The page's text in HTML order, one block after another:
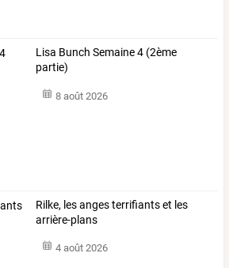
Lisa Bunch Semaine 4 (2ème
partie)
8 août 2026
Rilke, les anges terrifiants et les
arrière-plans
4 août 2026